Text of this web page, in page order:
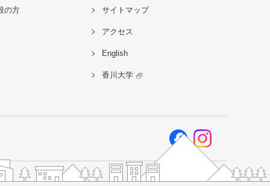
の方 サイトマップ
アクセス
English
香川大学